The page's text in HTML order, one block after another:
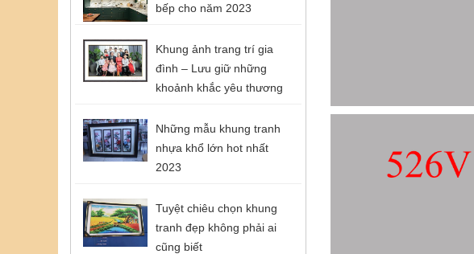
bếp cho năm 2023
Khung ảnh trang trí gia
đình – Lưu giữ những
khoảnh khắc yêu thương
Những mẫu khung tranh
nhựa khổ lớn hot nhất
2023
Tuyệt chiêu chọn khung
tranh đẹp không phải ai
cũng biết